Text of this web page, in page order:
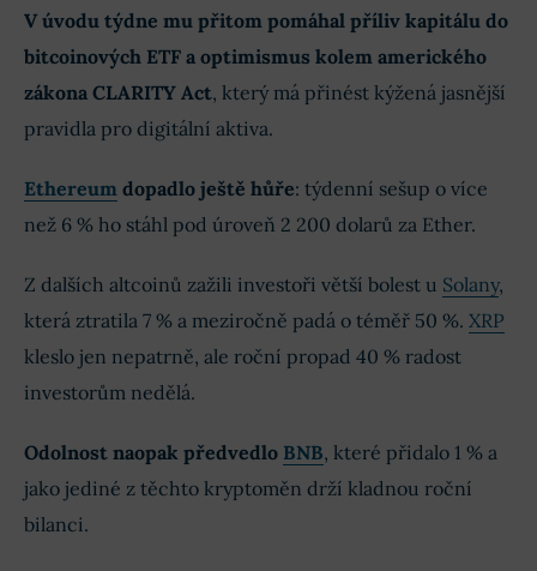
V úvodu týdne mu přitom pomáhal příliv kapitálu do
bitcoinových ETF a optimismus kolem amerického
zákona CLARITY Act, který má přinést kýžená jasnější
pravidla pro digitální aktiva.
Ethereum dopadlo ještě hůře: týdenní sešup o více
než 6 % ho stáhl pod úroveň 2 200 dolarů za Ether.
Z dalších altcoinů zažili investoři větší bolest u Solany,
která ztratila 7 % a meziročně padá o téměř 50 %. XRP
kleslo jen nepatrně, ale roční propad 40 % radost
investorům nedělá.
Odolnost naopak předvedlo BNB, které přidalo 1 % a
jako jediné z těchto kryptoměn drží kladnou roční
bilanci.